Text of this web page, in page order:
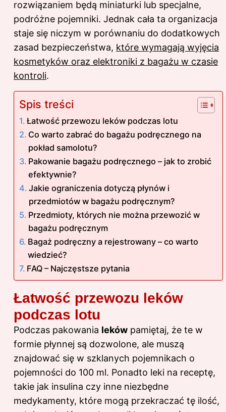
rozwiązaniem będą miniaturki lub specjalne,
podróżne pojemniki. Jednak cała ta organizacja
staje się niczym w porównaniu do dodatkowych
zasad bezpieczeństwa, które wymagają wyjęcia
kosmetyków oraz elektroniki z bagażu w czasie
kontroli.
Spis treści
Łatwość przewozu leków podczas lotu
Co warto zabrać do bagażu podręcznego na
pokład samolotu?
Pakowanie bagażu podręcznego – jak to zrobić
efektywnie?
Jakie ograniczenia dotyczą płynów i
przedmiotów w bagażu podręcznym?
Przedmioty, których nie można przewozić w
bagażu podręcznym
Bagaż podręczny a rejestrowany – co warto
wiedzieć?
FAQ – Najczęstsze pytania
Łatwość przewozu leków
podczas lotu
Podczas pakowania leków pamiętaj, że te w
formie płynnej są dozwolone, ale muszą
znajdować się w szklanych pojemnikach o
pojemności do 100 ml. Ponadto leki na receptę,
takie jak insulina czy inne niezbędne
medykamenty, które mogą przekraczać tę ilość,